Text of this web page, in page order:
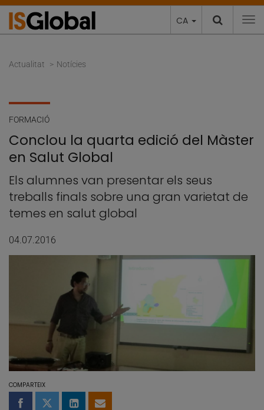
CA
Actualitat Notícies
FORMACIÓ
Conclou la quarta edició del Màster
en Salut Global
Els alumnes van presentar els seus
treballs finals sobre una gran varietat de
temes en salut global
04.07.2016
COMPARTEIX